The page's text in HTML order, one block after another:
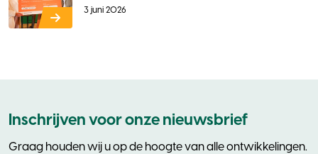
3 juni 2026
Inschrijven voor onze nieuwsbrief
Graag houden wij u op de hoogte van alle ontwikkelingen.